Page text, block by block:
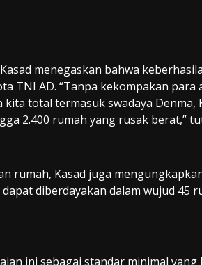
menegaskan bahwa
TNI AD. “Tanpa kekompakan
total termasuk swadaya Denma,
2.400 rumah yang rusak berat,”
rumah, Kasad juga
diberdayakan dalam wujud 45
ini sebagai standar minimal